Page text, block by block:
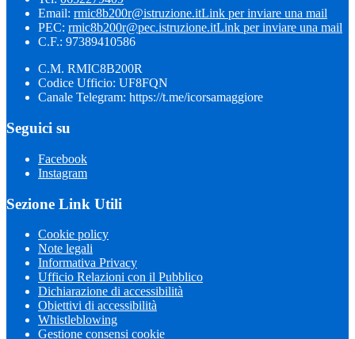
Email: rmic8b200r@istruzione.itLink per inviare una mail
PEC: rmic8b200r@pec.istruzione.itLink per inviare una mail
C.F.: 97389410586
C.M. RMIC8B200R
Codice Ufficio: UF8FQN
Canale Telegram: https://t.me/icorsamaggiore
Seguici su
Facebook
Instagram
Sezione Link Utili
Cookie policy
Note legali
Informativa Privacy
Ufficio Relazioni con il Pubblico
Dichiarazione di accessibilità
Obiettivi di accessibilità
Whistleblowing
Gestione consensi cookie